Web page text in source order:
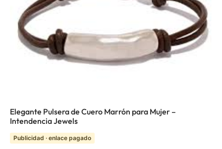
Elegante Pulsera de Cuero Marrón para Mujer –
Intendencia Jewels
Publicidad · enlace pagado